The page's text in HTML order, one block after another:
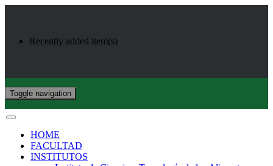
Recently added item(s)
Toggle navigation
HOME
FACULTAD
INSTITUTOS